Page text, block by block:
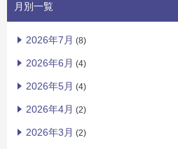
月別一覧
2026年7月 (8)
2026年6月 (4)
2026年5月 (4)
2026年4月 (2)
2026年3月 (2)